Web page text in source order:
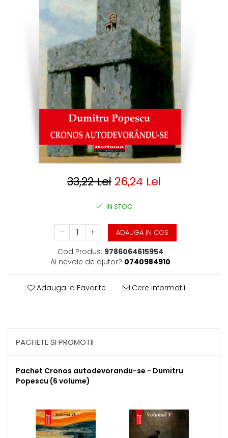
Contemporana
Non-fictiune
Publicistica / Reportaje / Interviuri
Stiinte umaniste
Sociologie si filozofie
33,22 Lei 26,24 Lei
IN STOC
ADAUGA IN COS
Cod Produs: 9786064615954
Ai nevoie de ajutor? 0740984910
Adauga la Favorite Cere informatii
PACHETE SI PROMOTII
Pachet Cronos autodevorandu-se - Dumitru
Popescu (6 volume)